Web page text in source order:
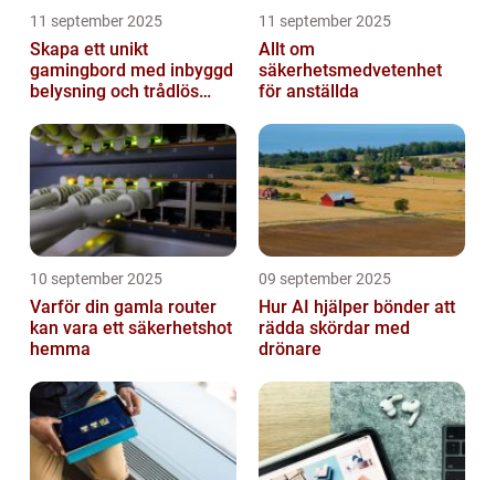
11 september 2025
Skapa ett unikt
gamingbord med inbyggd
belysning och trådlös
11 september 2025
Allt om
säkerhetsmedvetenhet
för anställda
10 september 2025
Varför din gamla router
kan vara ett säkerhetshot
hemma
09 september 2025
Hur AI hjälper bönder att
rädda skördar med
drönare